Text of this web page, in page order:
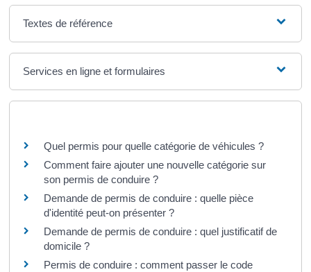
Textes de référence
Services en ligne et formulaires
Quel permis pour quelle catégorie de véhicules ?
Comment faire ajouter une nouvelle catégorie sur
son permis de conduire ?
Demande de permis de conduire : quelle pièce
d'identité peut-on présenter ?
Demande de permis de conduire : quel justificatif de
domicile ?
Permis de conduire : comment passer le code